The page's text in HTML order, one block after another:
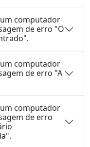
computador
de erro "O
computador
de erro "A
computador
de erro